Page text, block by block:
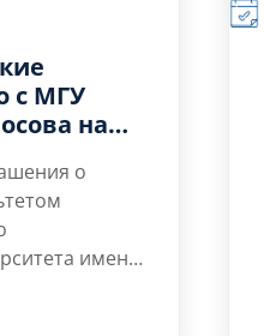
с МГУ
на
в о
имени